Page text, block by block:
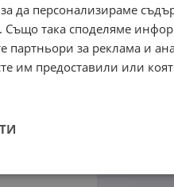
да персонализираме
така споделяме
партньори за реклама и
им предоставили или